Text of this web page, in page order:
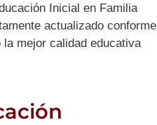
Inicial en Familia
actualizado conforme
mejor calidad educativa